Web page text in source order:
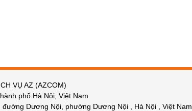
VỤ AZ (AZCOM)
phố Hà Nội, Việt Nam
Dương Nội, phường Dương Nội , Hà Nội , Việt Nam